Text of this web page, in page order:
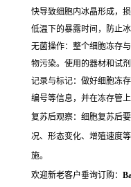
快导致细胞内冰晶形成，
低温下的暴露时间，防止冰
无菌操作：整个细胞冻存
物污染。使用的器材和试
记录与标记：做好细胞冻
编号等信息，并在冻存管
复苏后观察：细胞复苏后
况、形态变化、增殖速度
施。
欢迎新老客户垂询订购：